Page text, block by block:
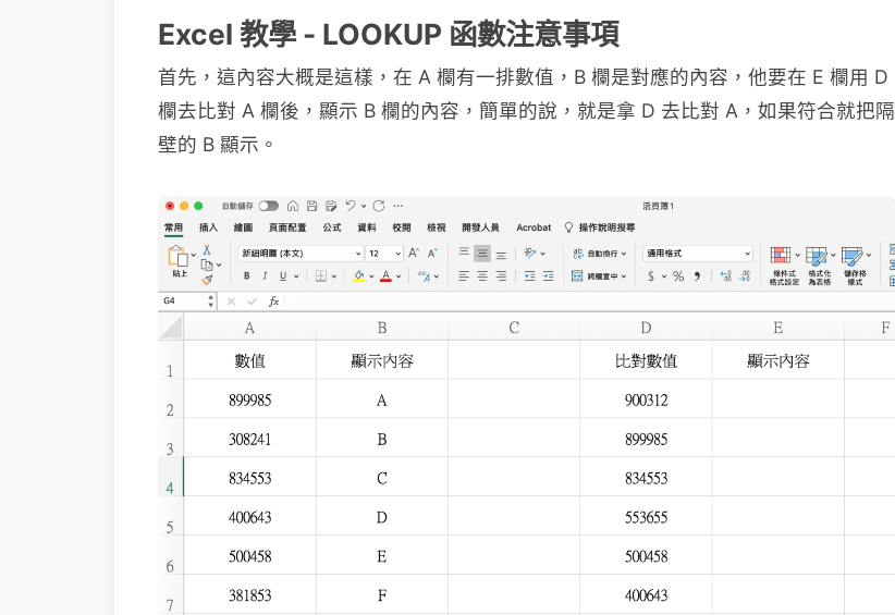
Excel 教學 - LOOKUP 函數注意事項
首先，這內容大概是這樣，在 A 欄有一排數值，B 欄是對應的內容，他要在 E 欄用 D
欄去比對 A 欄後，顯示 B 欄的內容，簡單的說，就是拿 D 去比對 A，如果符合就把隔
壁的 B 顯示。